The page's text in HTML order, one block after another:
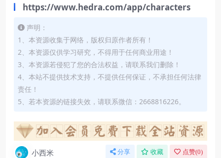
https://www.hedra.com/app/characters
声明：
1、本资源收集于网络，版权归原作者所有！
2、本资源仅供学习研究，不得用于任何商业用途！
3、本资源若侵犯了您的合法权益，请联系我们删除！
4、本站不提供技术支持，不提供任何保证，不承担任何法律
责任！
5、若本资源的链接失效，请联系微信：2668816226。
小西米 分享 收藏 点赞(0)